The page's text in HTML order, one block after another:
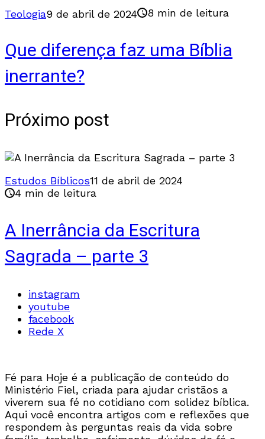
Teologia9 de abril de 2024 8 min de leitura
Que diferença faz uma Bíblia
inerrante?
Próximo post
Estudos Bíblicos11 de abril de 2024
4 min de leitura
A Inerrância da Escritura
Sagrada – parte 3
instagram
youtube
facebook
Rede X
Fé para Hoje é a publicação de conteúdo do
Ministério Fiel, criada para ajudar cristãos a
viverem sua fé no cotidiano com solidez bíblica.
Aqui você encontra artigos com e reflexões que
respondem às perguntas reais da vida sobre